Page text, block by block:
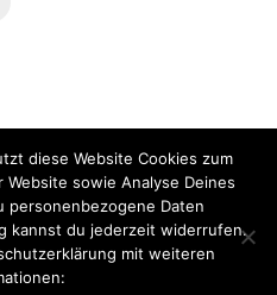
diese Website Cookies zum
sowie Analyse Deines
personenbezogene Daten
kannst du jederzeit widerrufen.
mit weiteren